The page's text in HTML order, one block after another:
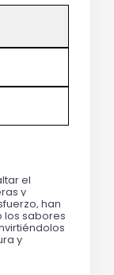
el
y
han
los sabores
y